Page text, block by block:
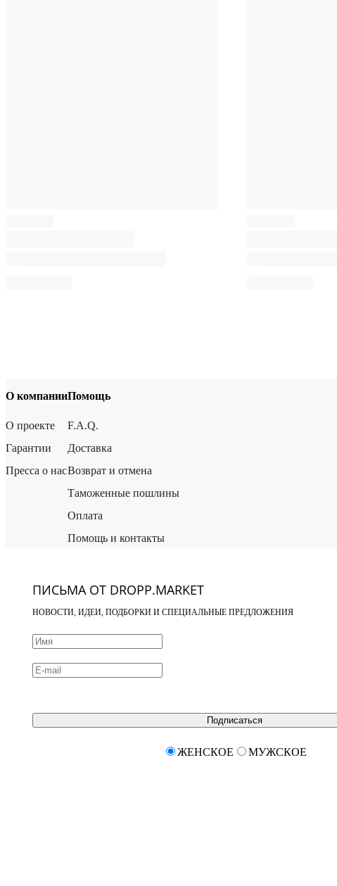
О компании
О проекте
Гарантии
Пресса о нас
Помощь
F.A.Q.
Доставка
Возврат и отмена
Таможенные пошлины
Оплата
Помощь и контакты
ПИСЬМА ОТ DROPP.MARKET
НОВОСТИ, ИДЕИ, ПОДБОРКИ И СПЕЦИАЛЬНЫЕ ПРЕДЛОЖЕНИЯ
Подписаться
ЖЕНСКОЕ МУЖСКОЕ